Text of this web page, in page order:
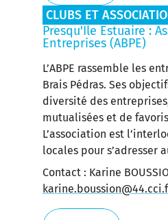
EN SAVOIR +
CLUBS ET
Presqu'Ile Estuaire :
Entreprises (ABPE)
L’ABPE rassemble les
Brais Pédras. Ses
diversité des
mutualisées et de
L’association est
locales pour s’adresser
Contact : Karine